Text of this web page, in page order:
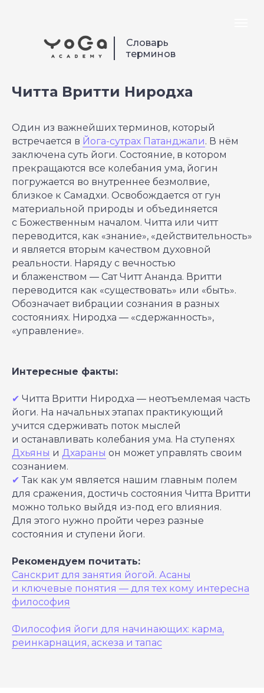
Словарь
терминов
Читта Вритти Ниродха
Один из важнейших терминов, который
встречается в Йога-сутрах Патанджали. В нём
заключена суть йоги. Состояние, в котором
прекращаются все колебания ума, йогин
погружается во внутреннее безмолвие,
близкое к Самадхи. Освобождается от гун
материальной природы и объединяется
с Божественным началом. Читта или читт
переводится, как «знание», «действительность»
и является вторым качеством духовной
реальности. Наряду с вечностью
и блаженством ― Сат Читт Ананда. Вритти
переводится как «существовать» или «быть».
Обозначает вибрации сознания в разных
состояниях. Ниродха ― «сдержанность»,
«управление».
Интересные факты:
✔ Читта Вритти Ниродха ― неотъемлемая часть
йоги. На начальных этапах практикующий
учится сдерживать поток мыслей
и останавливать колебания ума. На ступенях
Дхьяны и Дхараны он может управлять своим
сознанием.
✔ Так как ум является нашим главным полем
для сражения, достичь состояния Читта Вритти
можно только выйдя из-под его влияния.
Для этого нужно пройти через разные
состояния и ступени йоги.
Рекомендуем почитать:
Санскрит для занятия йогой. Асаны
и ключевые понятия — для тех кому интересна
философия
Философия йоги для начинающих: карма,
реинкарнация, аскеза и тапас